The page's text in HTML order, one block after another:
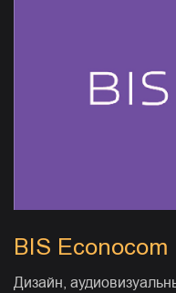
BIS Econocom
Дизайн,